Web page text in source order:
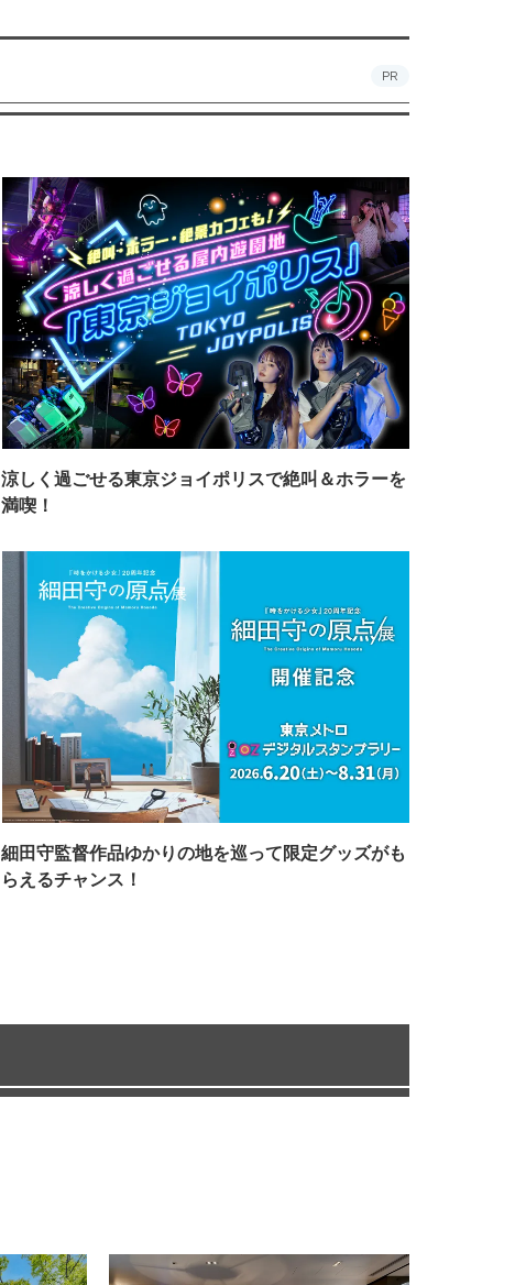
PR
涼しく過ごせる東京ジョイポリスで絶叫＆ホラーを
満喫！
細田守監督作品ゆかりの地を巡って限定グッズがも
らえるチャンス！